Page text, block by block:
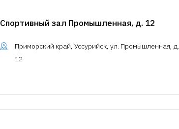
Спортивный зал Промышленная, д. 12
Приморский край, Уссурийск, ул. Промышленная, д.
12